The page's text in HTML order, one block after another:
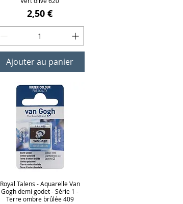
Prix
2,50 €
Ajouter au panier
Aperçu rapide
Royal Talens - Aquarelle Van
Gogh demi godet - Série 1 -
Terre ombre brûlée 409